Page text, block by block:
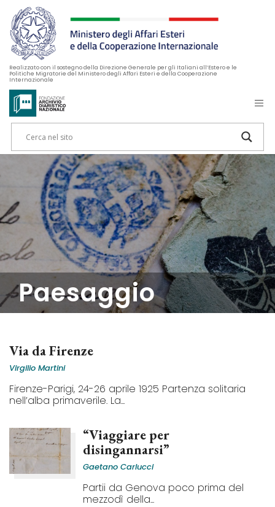
Realizzato con il sostegno della Direzione Generale per gli Italiani all’Estero e le
Politiche Migratorie del Ministero degli Affari Esteri e della Cooperazione
Internazionale
paesaggio
Via da Firenze
Virgilio Martini
Firenze-Parigi, 24-26 aprile 1925 Partenza solitaria
nell’alba primaverile. La...
“Viaggiare per
disingannarsi”
Gaetano Carlucci
Partii da Genova poco prima del
mezzodì della...